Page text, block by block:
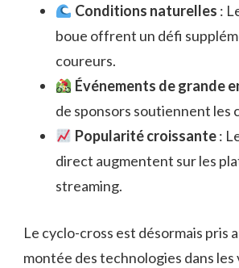
Conditions naturelles :
boue offrent un défi
coureurs.
Événements de grande
de sponsors soutiennent les
Popularité croissante:
direct augmentent sur les
streaming.
Le cyclo-cross est désormais pris
montée des technologies dans les